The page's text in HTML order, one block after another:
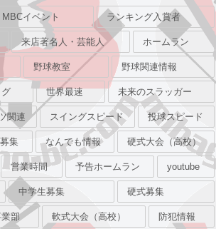
MBCイベント ランキング入賞者
来店著名人・芸能人 ホームラン
野球教室 野球関連情報
世界最速 未来のスラッガー
関連 スイングスピード 投球スピード
集 なんでも情報 硬式大会（高校）
営業時間 予告ホームラン youtube
中学生募集 硬式募集
部 軟式大会（高校） 防犯情報